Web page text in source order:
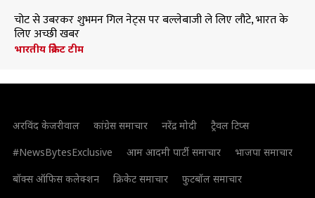
चोट से उबरकर शुभमन गिल नेट्स पर बल्लेबाजी ले लिए लौटे, भारत के
लिए अच्छी खबर
भारतीय क्रिकेट टीम
अरविंद केजरीवाल कांग्रेस समाचार नरेंद्र मोदी
ट्रैवल टिप्स
#NewsBytesExclusive
आम आदमी पार्टी समाचार
भाजपा समाचार
बॉक्स ऑफिस कलेक्शन
क्रिकेट समाचार
फुटबॉल समाचार